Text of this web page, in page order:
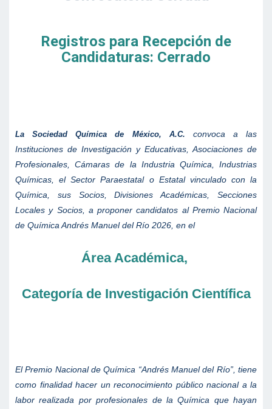
Registros para Recepción de
Candidaturas: Cerrado
La Sociedad Química de México, A.C. convoca a las
Instituciones de Investigación y Educativas, Asociaciones de
Profesionales, Cámaras de la Industria Química, Industrias
Químicas, el Sector Paraestatal o Estatal vinculado con la
Química, sus Socios, Divisiones Académicas, Secciones
Locales y Socios, a proponer candidatos al Premio Nacional
de Química Andrés Manuel del Río 2026, en el
Área Académica,
Categoría de Investigación Científica
El Premio Nacional de Química “Andrés Manuel del Río”, tiene
como finalidad hacer un reconocimiento público nacional a la
labor realizada por profesionales de la Química que hayan